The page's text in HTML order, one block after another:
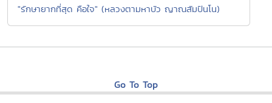
"รักษายากที่สุด คือใจ" (หลวงตามหาบัว ญาณสัมปันโน)
Go To Top